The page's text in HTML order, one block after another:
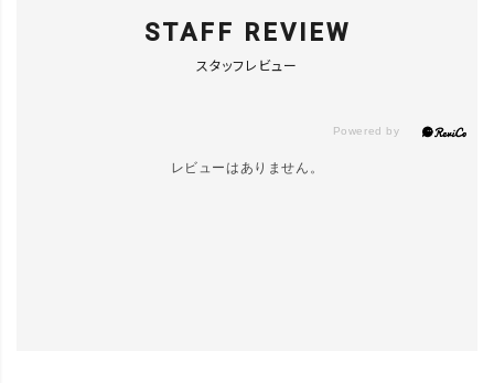
STAFF REVIEW
スタッフレビュー
レビューはありません。